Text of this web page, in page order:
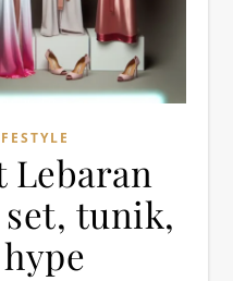
set, tunik,